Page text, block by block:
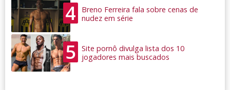
4
Breno Ferreira fala sobre cenas de
nudez em série
5
Site pornô divulga lista dos 10
jogadores mais buscados